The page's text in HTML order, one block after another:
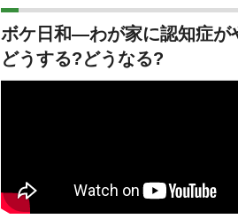
ボケ日和―わが家に認知症が
どうする?どうなる?